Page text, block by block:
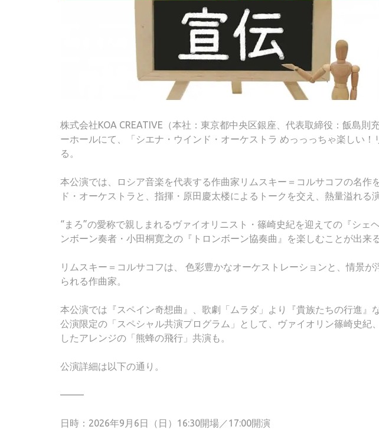
株式会社KOA CREATIVE（本社：東京都中央区銀座、代表取締役：飯島則
ーホールにて、「シエナ・ウインド・オーケストラ めっっっちゃ楽しい
る。
本公演では、ロシア音楽を代表する作曲家リムスキー＝コルサコフの名作
ド・オーケストラと、指揮・原田慶太楼によるトークを交え、熱量溢れる
“まろ”の愛称で親しまれるヴァイオリニスト・篠崎史紀を迎えての『シェ
ンボーン奏者・小田桐寛之の『トロンボーン協奏曲』を楽しむことが出来る
リムスキー＝コルサコフは、 色彩豊かなオーケストレーションと、情景
られる作曲家。
本公演では『スペイン奇想曲』、歌劇「ムラダ」より『貴族たちの行進』
公演限定の「スペシャル共演プログラム」として、ヴァイオリン篠崎史紀
したアレンジの「熊蜂の飛行」共演も。
公演詳細は以下の通り。
——–
日時：2026年9月6日（日）16:30開場／17:00開演